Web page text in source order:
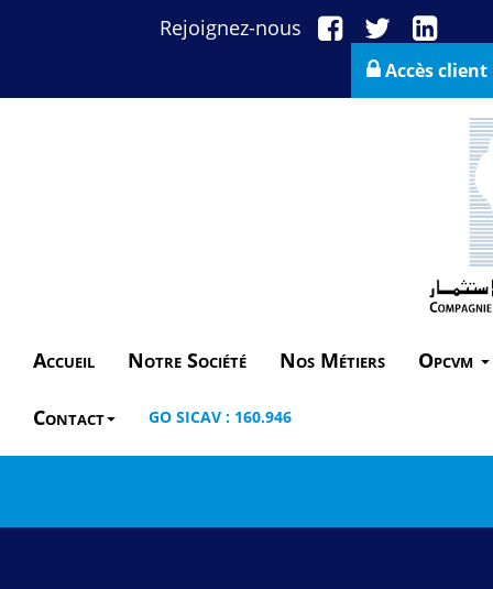
Rejoignez-nous
Accès client
Accueil Notre Société Nos Métiers Opcvm
Contact GO SICAV : 160.946